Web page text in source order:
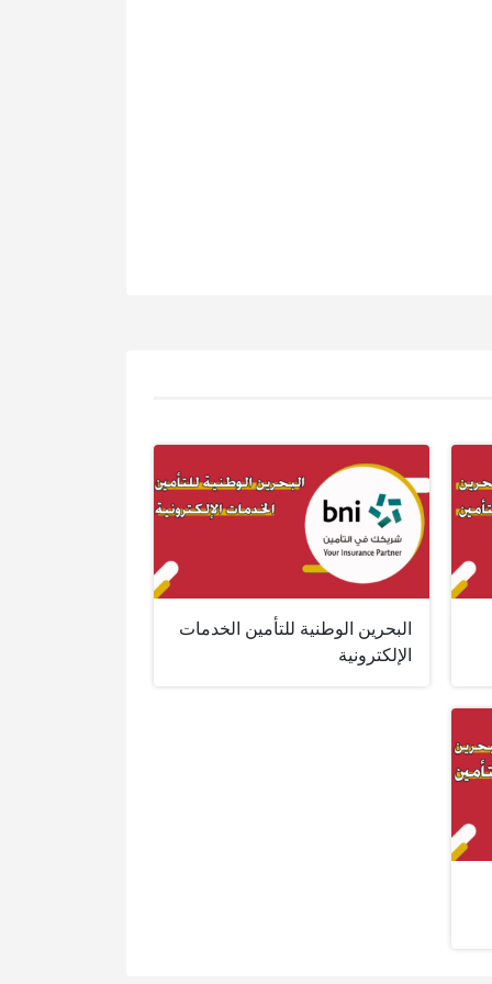
البحرين الوطنية للتأمين الخدمات
الإلكترونية